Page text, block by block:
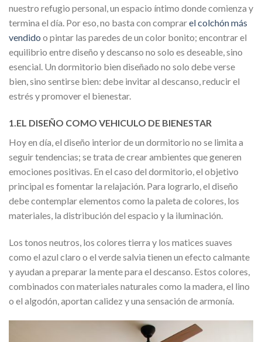
nuestro refugio personal, un espacio íntimo donde comienza y
termina el día. Por eso, no basta con comprarel colchón más
vendido o pintar las paredes de un color bonito; encontrar el
equilibrio entre diseño y descanso no solo es deseable, sino
esencial. Un dormitorio bien diseñado no solo debe verse
bien, sino sentirse bien: debe invitar al descanso, reducir el
estrés y promover el bienestar.
1.EL DISEÑO COMO VEHICULO DE BIENESTAR
Hoy en día, el diseño interior de un dormitorio no se limita a
seguir tendencias; se trata de crear ambientes que generen
emociones positivas. En el caso del dormitorio, el objetivo
principal es fomentar la relajación. Para lograrlo, el diseño
debe contemplar elementos como la paleta de colores, los
materiales, la distribución del espacio y la iluminación.
Los tonos neutros, los colores tierra y los matices suaves
como el azul claro o el verde salvia tienen un efecto calmante
y ayudan a preparar la mente para el descanso. Estos colores,
combinados con materiales naturales como la madera, el lino
o el algodón, aportan calidez y una sensación de armonía.